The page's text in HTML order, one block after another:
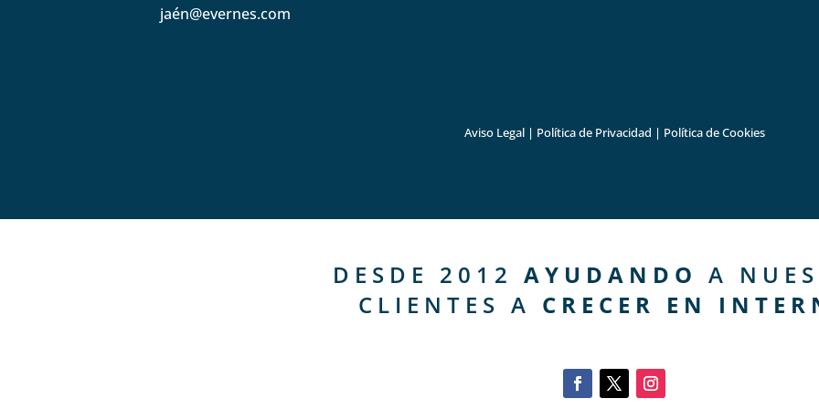
jaén@evernes.com
Aviso Legal| Política de Privacidad | Política de Cookies
DESDE 2012 AYUDANDO A
CLIENTES A CRECER EN